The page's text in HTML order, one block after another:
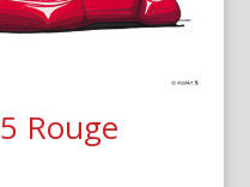
Rouge